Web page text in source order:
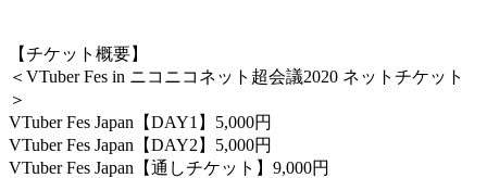
【チケット概要】
＜VTuber Fes in ニコニコネット超会議2020 ネットチケット
＞
VTuber Fes Japan【DAY1】5,000円
VTuber Fes Japan【DAY2】5,000円
VTuber Fes Japan【通しチケット】9,000円